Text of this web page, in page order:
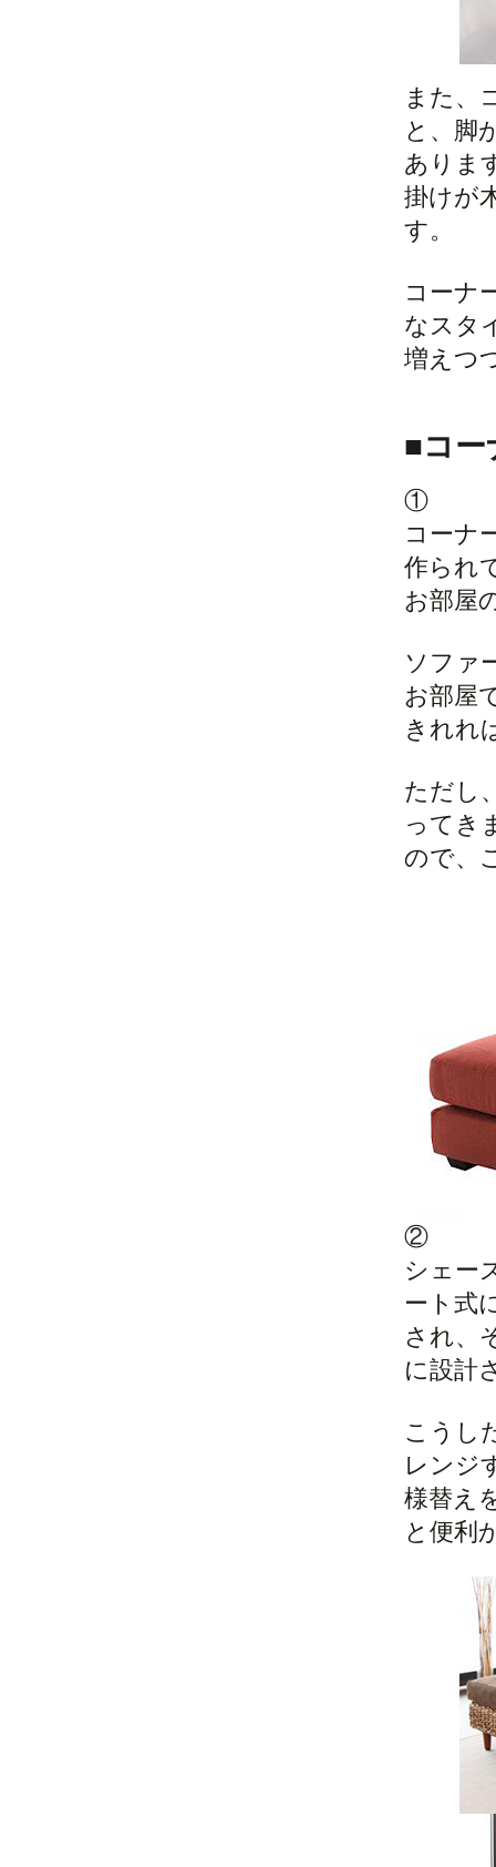
また、
と、脚
ありま
掛けが
す。
コーナ
なスタ
増えつ
■コー
①
コーナ
作られ
お部屋
ソファ
お部屋
きれれ
ただし
ってき
ので、
②
シェー
ート式
され、
に設計
こうし
レンジ
様替え
と便利